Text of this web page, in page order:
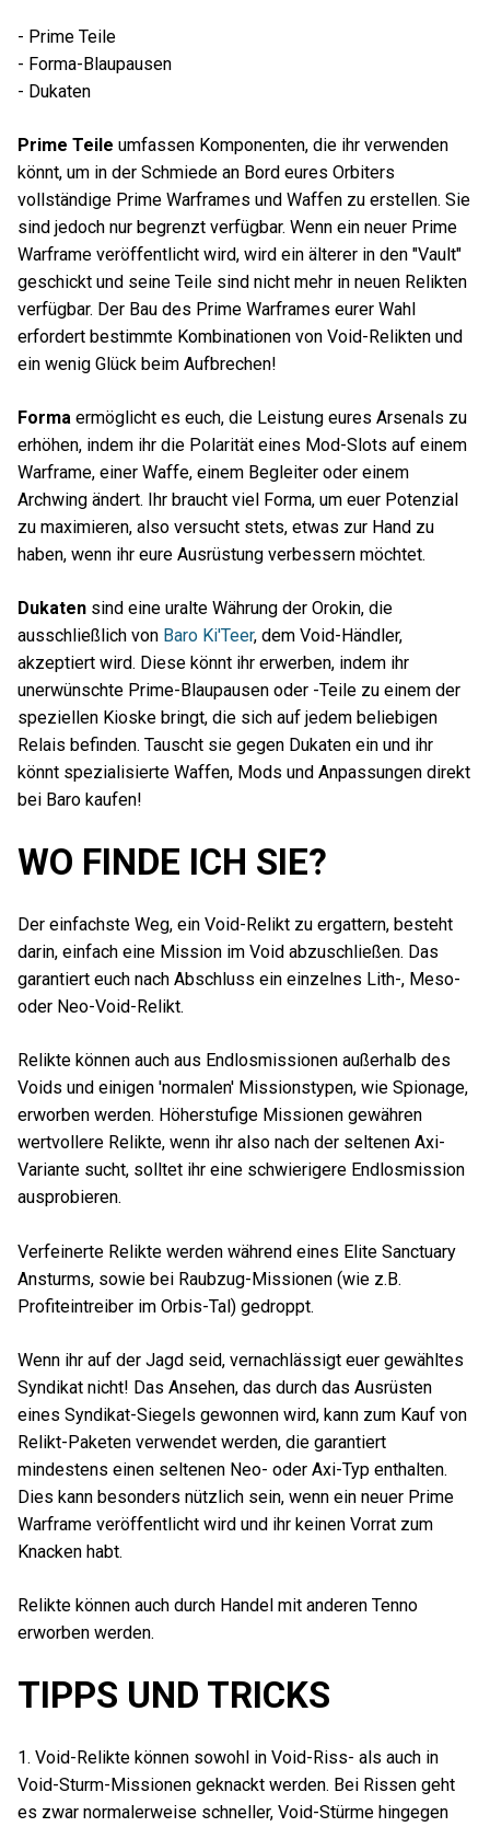
- Prime Teile
- Forma-Blaupausen
- Dukaten
Prime Teile umfassen Komponenten, die ihr verwenden
könnt, um in der Schmiede an Bord eures Orbiters
vollständige Prime Warframes und Waffen zu erstellen. Sie
sind jedoch nur begrenzt verfügbar. Wenn ein neuer Prime
Warframe veröffentlicht wird, wird ein älterer in den "Vault"
geschickt und seine Teile sind nicht mehr in neuen Relikten
verfügbar. Der Bau des Prime Warframes eurer Wahl
erfordert bestimmte Kombinationen von Void-Relikten und
ein wenig Glück beim Aufbrechen!
Forma ermöglicht es euch, die Leistung eures Arsenals zu
erhöhen, indem ihr die Polarität eines Mod-Slots auf einem
Warframe, einer Waffe, einem Begleiter oder einem
Archwing ändert. Ihr braucht viel Forma, um euer Potenzial
zu maximieren, also versucht stets, etwas zur Hand zu
haben, wenn ihr eure Ausrüstung verbessern möchtet.
Dukaten sind eine uralte Währung der Orokin, die
ausschließlich von Baro Ki'Teer, dem Void-Händler,
akzeptiert wird. Diese könnt ihr erwerben, indem ihr
unerwünschte Prime-Blaupausen oder -Teile zu einem der
speziellen Kioske bringt, die sich auf jedem beliebigen
Relais befinden. Tauscht sie gegen Dukaten ein und ihr
könnt spezialisierte Waffen, Mods und Anpassungen direkt
bei Baro kaufen!
WO FINDE ICH SIE?
Der einfachste Weg, ein Void-Relikt zu ergattern, besteht
darin, einfach eine Mission im Void abzuschließen. Das
garantiert euch nach Abschluss ein einzelnes Lith-, Meso-
oder Neo-Void-Relikt.
Relikte können auch aus Endlosmissionen außerhalb des
Voids und einigen 'normalen' Missionstypen, wie Spionage,
erworben werden. Höherstufige Missionen gewähren
wertvollere Relikte, wenn ihr also nach der seltenen Axi-
Variante sucht, solltet ihr eine schwierigere Endlosmission
ausprobieren.
Verfeinerte Relikte werden während eines Elite Sanctuary
Ansturms, sowie bei Raubzug-Missionen (wie z.B.
Profiteintreiber im Orbis-Tal) gedroppt.
Wenn ihr auf der Jagd seid, vernachlässigt euer gewähltes
Syndikat nicht! Das Ansehen, das durch das Ausrüsten
eines Syndikat-Siegels gewonnen wird, kann zum Kauf von
Relikt-Paketen verwendet werden, die garantiert
mindestens einen seltenen Neo- oder Axi-Typ enthalten.
Dies kann besonders nützlich sein, wenn ein neuer Prime
Warframe veröffentlicht wird und ihr keinen Vorrat zum
Knacken habt.
Relikte können auch durch Handel mit anderen Tenno
erworben werden.
TIPPS UND TRICKS
1. Void-Relikte können sowohl in Void-Riss- als auch in
Void-Sturm-Missionen geknackt werden. Bei Rissen geht
es zwar normalerweise schneller, Void-Stürme hingegen